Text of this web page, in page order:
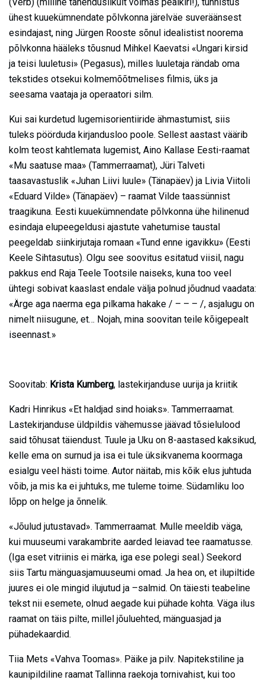
ühest kuuekümnendate põlvkonna järelväe suveräänsest
esindajast, ning Jürgen Rooste sõnul idealistist noorema
põlvkonna hääleks tõusnud Mihkel Kaevatsi «Ungari kirsid
ja teisi luuletusi» (Pegasus), milles luuletaja rändab oma
tekstides otsekui kolmemõõtmelises filmis, üks ja
seesama vaataja ja operaatori silm.
Kui sai kurdetud lugemis­orientiiride ähmastumist, siis
tuleks pöörduda kirjandusloo poole. Sellest aastast väärib
kolm teost kahtlemata lugemist, Aino Kallase Eesti-raamat
«Mu saatuse maa» (Tammerraamat), Jüri Talveti
taasavastuslik «Juhan Liivi luule» (Tänapäev) ja Livia Viitoli
«Eduard Vilde» (Tänapäev) – raamat Vilde taassünnist
traagikuna. Eesti kuuekümnendate põlvkonna ühe hilinenud
esindaja elupeegeldusi ajastute vahetumise taustal
peegeldab siinkirjutaja romaan «Tund enne igavikku» (Eesti
Keele Sihtasutus). Olgu see soovitus esitatud viisil, nagu
pakkus end Raja Teele Tootsile naiseks, kuna too veel
ühtegi sobivat kaaslast endale välja polnud jõudnud vaadata:
«Ärge aga naerma ega pilkama hakake / – – – /, asjalugu on
nimelt niisugune, et… Nojah, mina soovitan teile kõigepealt
iseennast.»
Soovitab: Krista Kumberg, lastekirjanduse uurija ja kriitik
Kadri Hinrikus «Et haldjad sind hoiaks». Tammerraamat.
Lastekirjanduse üldpildis vähemusse jäävad tõsielulood
said tõhusat täiendust. Tuule ja Uku on 8-aastased kaksikud,
kelle ema on surnud ja isa ei tule üksikvanema koormaga
esialgu veel hästi toime. Autor näitab, mis kõik elus juhtuda
võib, ja mis ka ei juhtuks, me tuleme toime. Südamliku loo
lõpp on helge ja õnnelik.
«Jõulud jutustavad». Tammerraamat. Mulle meeldib väga,
kui muuseumi varakambrite aarded leiavad tee raamatusse.
(Iga eset vitriinis ei märka, iga ese polegi seal.) Seekord
siis Tartu mänguasjamuuseumi omad. Ja hea on, et ilupiltide
juures ei ole mingid ilujutud ja –salmid. On täiesti teabeline
tekst nii esemete, olnud aegade kui pühade kohta. Väga ilus
raamat on täis pilte, millel jõuluehted, mänguasjad ja
pühadekaardid.
Tiia Mets «Vahva Toomas». Päike ja pilv. Napitekstiline ja
kaunipildiline raamat Tallinna raekoja tornivahist, kui too